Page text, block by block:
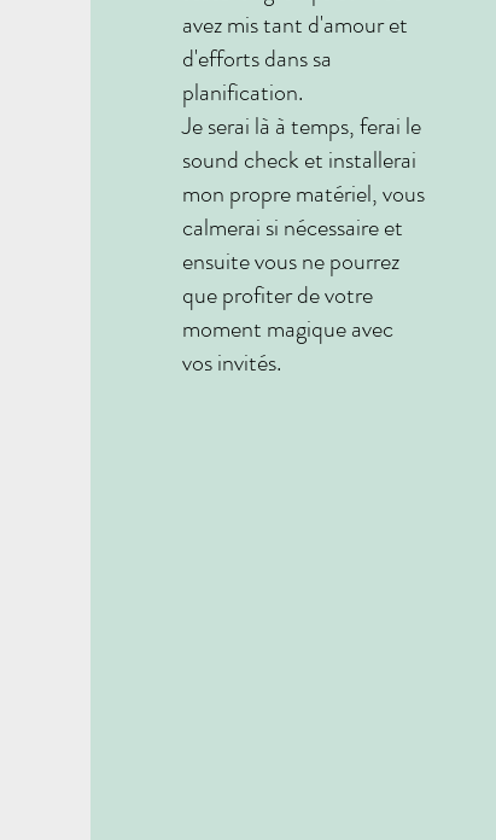
avez mis tant d'amour et
d'efforts dans sa
planification.
Je serai là à temps, ferai le
sound check et installerai
mon propre matériel, vous
calmerai si nécessaire et
ensuite vous ne pourrez
que profiter de votre
moment magique avec
vos invités.